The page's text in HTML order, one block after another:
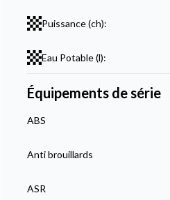
Puissance (ch):
Eau Potable (l):
Équipements de série
ABS
Anti brouillards
ASR